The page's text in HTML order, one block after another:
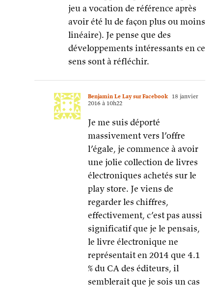
jeu a vocation de référence après
avoir été lu de façon plus ou moins
linéaire). Je pense que des
développements intéressants en ce
sens sont à réfléchir.
Benjamin Le Lay sur Facebook 18 janvier
2016 à 10h22
Je me suis déporté
massivement vers l’offre
l’égale, je commence à avoir
une jolie collection de livres
électroniques achetés sur le
play store. Je viens de
regarder les chiffres,
effectivement, c’est pas aussi
significatif que je le pensais,
le livre électronique ne
représentait en 2014 que 4.1
% du CA des éditeurs, il
semblerait que je sois un cas